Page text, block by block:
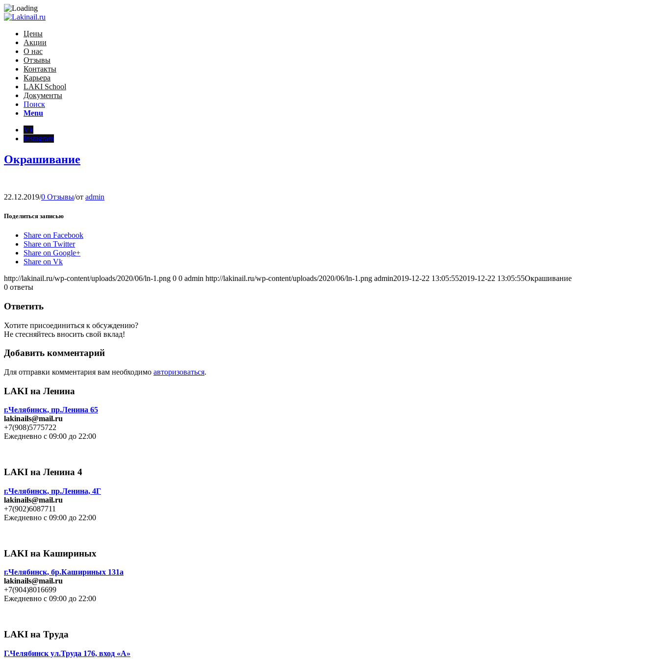
Цены
Акции
О нас
Отзывы
Контакты
Карьера
LAKI School
Документы
Поиск
Menu
Vk
Instagram
Окрашивание
22.12.2019/0 Отзывы/от admin
Поделиться записью
Share on Facebook
Share on Twitter
Share on Google+
Share on Vk
http://lakinail.ru/wp-content/uploads/2020/06/ln-1.png 0 0 admin http://lakinail.ru/wp-content/uploads/2020/06/ln-1.png admin2019-12-22 13:05:552019-12-22 13:05:55Окрашивание
0 ответы
Ответить
Хотите присоединиться к обсуждению?
Не стесняйтесь вносить свой вклад!
Добавить комментарий
Для отправки комментария вам необходимо авторизоваться.
LAKI на Ленина
г.Челябинск, пр.Ленина 65
lakinails@mail.ru
+7(908)5775722
Ежедневно с 09:00 до 22:00
LAKI на Ленина 4
г.Челябинск, пр.Ленина, 4Г
lakinails@mail.ru
+7(902)6087711
Ежедневно с 09:00 до 22:00
LAKI на Кашириных
г.Челябинск, бр.Кашириных 131а
lakinails@mail.ru
+7(904)8016699
Ежедневно с 09:00 до 22:00
LAKI на Труда
Г.Челябинск ул.Труда 176, вход «А»